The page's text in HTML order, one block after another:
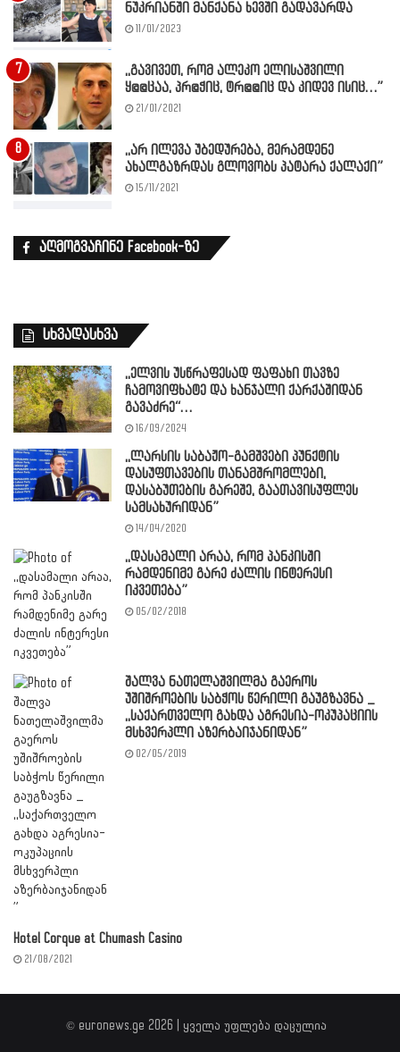
ნუკრიანში მანქანა ხევში გადავარდა
11/01/2023
,,გავივეთ, რომ ალეკო ელისაშვილი
ყ@@ცაა, პრ@ჭიც, ტრ@@იც და კიდევ ისიც…”
21/01/2021
,,არ ილევა უბედურება, მერამდენე
ახალგაზრდას გლოვობს პატარა ქალაქი”
15/11/2021
აღმოგვაჩინე Facebook-ზე
სხვადასხვა
,,ელვის უსწრაფესად ფაფახი თავზე
ჩამოვიფხატე და ხანჯალი ქარქაშიდან
გავაძრე“…
16/09/2024
,,ლარსის საბაჟო-გამშვები პუნქტის
დასუფთავების თანამშრომლები,
დასაბუთების გარეშე, გაათავისუფლეს
სამსახურიდან”
14/04/2020
,,დასამალი არაა, რომ პანკისში
რამდენიმე გარე ძალის ინტერესი
იკვეთება”
05/02/2018
შალვა ნათელაშვილმა გაეროს
უშიშროების საბჭოს წერილი გაუგზავნა _
,,საქართველო გახდა აგრესია-ოკუპაციის
მსხვერპლი აზერბაიჯანიდან”
02/05/2019
Hotel Corque at Chumash Casino
21/08/2021
© euronews.ge 2026 | ყველა უფლება დაცულია